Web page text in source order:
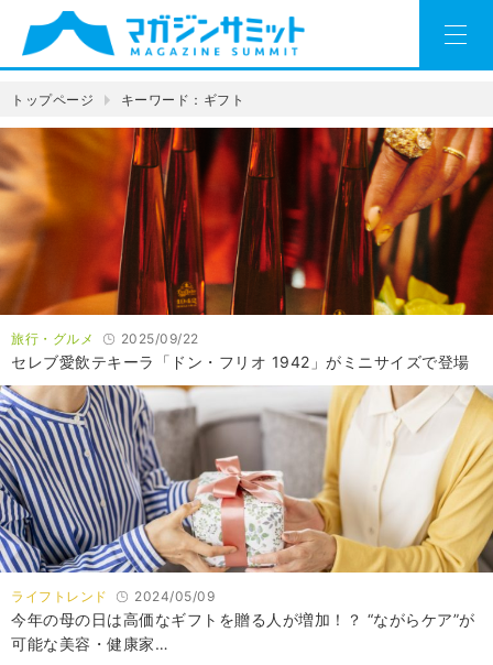
トップページ キーワード：ギフト
旅行・グルメ 2025/09/22
セレブ愛飲テキーラ「ドン・フリオ 1942」がミニサイズで登場
ライフトレンド 2024/05/09
今年の母の日は高価なギフトを贈る人が増加！？ “ながらケア”が
可能な美容・健康家…